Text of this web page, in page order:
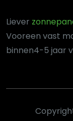
Liever
Vooreen vast
binnen4-5 jaar